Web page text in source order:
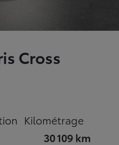
Cross
Kilométrage
30 109 km